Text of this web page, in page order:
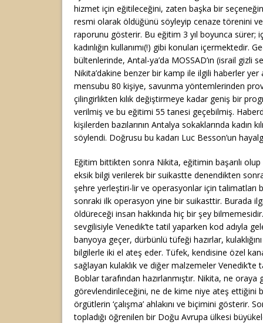
hizmet için eğitileceğini, zaten başka bir
resmi olarak öldüğünü söyleyip cenaze törenini
raporunu gösterir. Bu eğitim 3 yıl boyunca sürer;
kadınlığın kullanımı(!) gibi konuları içermektedir.
bültenlerinde, Antal-ya’da MOSSAD’ın (israil gizli
Nikita’dakine benzer bir kamp ile ilgili haberler
mensubu 80 kişiye, savunma yöntemlerinden
çilingirlikten kılık değiştirmeye kadar geniş bir
verilmiş ve bu eğitimi 55 tanesi geçebilmiş.
kişilerden bazılarının Antalya sokaklarında kadın
söylendi. Doğrusu bu kadarı Luc Besson’un
Eğitim bittikten sonra Nikita, eğitimin başarılı olup
eksik bilgi verilerek bir suikastte denendikten
şehre yerleştiri-lir ve operasyonlar için talimatları
sonraki ilk operasyon yine bir suikasttir. Burada
öldüreceği insan hakkında hiç bir şey
sevgilisiyle Venedik’te tatil yaparken kod adıyla
banyoya geçer, dürbünlü tüfeği hazırlar,
bilgilerle iki el ateş eder. Tüfek, kendisine özel
sağlayan kulaklık ve diğer malzemeler
Boblar tarafından hazırlanmıştır. Nikita, ne oraya
görevlendirileceğini, ne de kime niye ateş ettiğini
örgütlerin ‘çalışma’ ahlakını ve biçimini gösterir.
topladığı öğrenilen bir Doğu Avrupa ülkesi